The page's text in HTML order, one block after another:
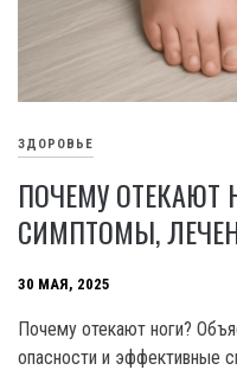
ЗДОРОВЬЕ
ПОЧЕМУ
СИМПТОМЫ,
30 МАЯ, 2025
Почему отекают ноги?
опасности и эффективные